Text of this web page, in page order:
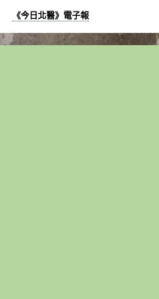
《今日北醫》電子報